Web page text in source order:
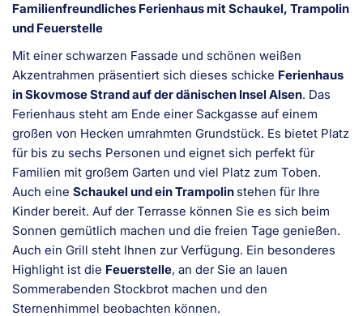
Familienfreundliches Ferienhaus mit Schaukel, Trampolin
und Feuerstelle
Mit einer schwarzen Fassade und schönen weißen
Akzentrahmen präsentiert sich dieses schicke Ferienhaus
in Skovmose Strand auf der dänischen Insel Alsen. Das
Ferienhaus steht am Ende einer Sackgasse auf einem
großen von Hecken umrahmten Grundstück. Es bietet Platz
für bis zu sechs Personen und eignet sich perfekt für
Familien mit großem Garten und viel Platz zum Toben.
Auch eine Schaukel und ein Trampolinstehen für Ihre
Kinder bereit. Auf der Terrasse können Sie es sich beim
Sonnen gemütlich machen und die freien Tage genießen.
Auch ein Grill steht Ihnen zur Verfügung. Ein besonderes
Highlight ist die Feuerstelle, an der Sie an lauen
Sommerabenden Stockbrot machen und den
Sternenhimmel beobachten können.